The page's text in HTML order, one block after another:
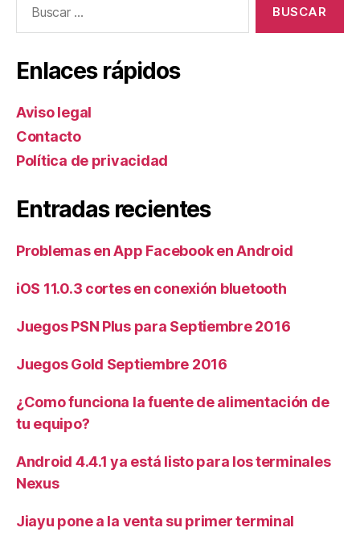
Enlaces rápidos
Aviso legal
Contacto
Política de privacidad
Entradas recientes
Problemas en App Facebook en Android
iOS 11.0.3 cortes en conexión bluetooth
Juegos PSN Plus para Septiembre 2016
Juegos Gold Septiembre 2016
¿Como funciona la fuente de alimentación de
tu equipo?
Android 4.4.1 ya está listo para los terminales
Nexus
Jiayu pone a la venta su primer terminal